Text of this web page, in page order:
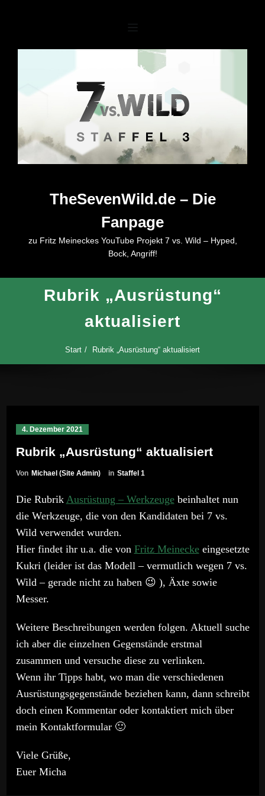
TheSevenWild.de – Die
Fanpage
zu Fritz Meineckes YouTube Projekt 7 vs. Wild – Hyped,
Bock, Angriff!
Rubrik „Ausrüstung“
aktualisiert
Start Rubrik „Ausrüstung“ aktualisiert
4. Dezember 2021
Rubrik „Ausrüstung“ aktualisiert
Von Michael (Site Admin) in Staffel 1
Die Rubrik Ausrüstung – Werkzeugebeinhaltet nun
die Werkzeuge, die von den Kandidaten bei 7 vs.
Wild verwendet wurden.
Hier findet ihr u.a. die von Fritz Meineckeeingesetzte
Kukri (leider ist das Modell – vermutlich wegen 7 vs.
Wild – gerade nicht zu haben 😉 ), Äxte sowie
Messer.
Weitere Beschreibungen werden folgen. Aktuell suche
ich aber die einzelnen Gegenstände erstmal
zusammen und versuche diese zu verlinken.
Wenn ihr Tipps habt, wo man die verschiedenen
Ausrüstungsgegenstände beziehen kann, dann schreibt
doch einen Kommentar oder kontaktiert mich über
mein Kontaktformular 🙂
Viele Grüße,
Euer Micha